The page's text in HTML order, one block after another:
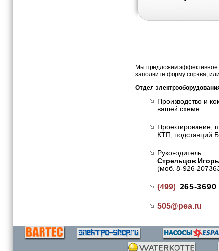
Мы предложим эффективное
заполните форму справа,
Отдел
Производство и
вашей схеме.
Проектирование,
КТП, подстанций
Руководитель
Стрельцов
(моб. 8-926-
(499) 265-3690
505@pea.ru